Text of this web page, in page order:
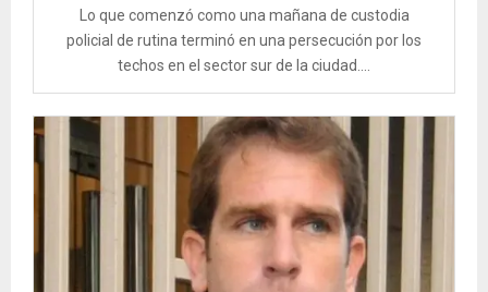
Lo que comenzó como una mañana de custodia
policial de rutina terminó en una persecución por los
techos en el sector sur de la ciudad....